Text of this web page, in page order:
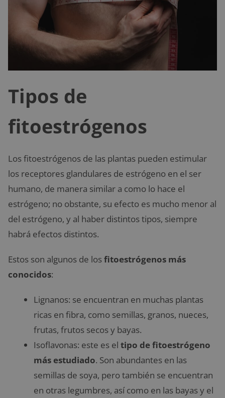
Tipos de
fitoestrógenos
Los fitoestrógenos de las plantas pueden estimular
los receptores glandulares de estrógeno en el ser
humano, de manera similar a como lo hace el
estrógeno; no obstante, su efecto es mucho menor al
del estrógeno, y al haber distintos tipos, siempre
habrá efectos distintos.
Estos son algunos de losfitoestrógenos más
conocidos:
Lignanos: se encuentran en muchas plantas
ricas en fibra, como semillas, granos, nueces,
frutas, frutos secos y bayas.
Isoflavonas: este es el tipo de fitoestrógeno
más estudiado. Son abundantes en las
semillas de soya, pero también se encuentran
en otras legumbres, así como en las bayas y el